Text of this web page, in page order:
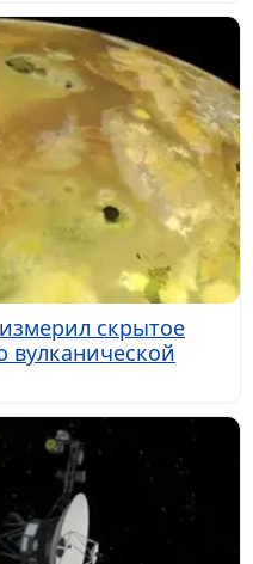
скрытое
вулканической